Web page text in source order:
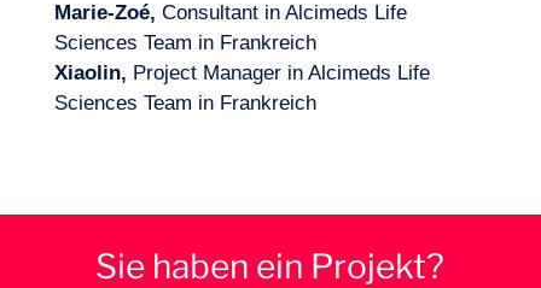
Marie-Zoé, Consultant in Alcimeds Life
Sciences Team in Frankreich
Xiaolin, Project Manager in Alcimeds Life
Sciences Team in Frankreich
Sie haben ein Projekt?